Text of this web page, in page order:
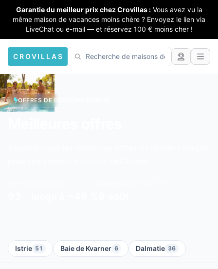
Garantie du meilleur prix chez Crovillas : Vous avez vu la
même maison de vacances moins chère ? Envoyez le lien via
LiveChat ou e-mail — et réservez 100 € moins cher !
CROVILLAS
OFFRES DE DERNIÈRE MINUTE
Istrie 51 Baie de Kvarner 6 Dalmatie 36